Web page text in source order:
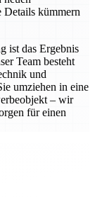
Details kümmern
ist das Ergebnis
Team besteht
und
umziehen in eine
– wir
für einen